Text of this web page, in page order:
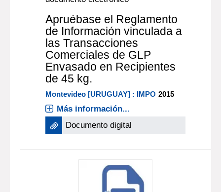
Apruébase el Reglamento
de Información vinculada a
las Transacciones
Comerciales de GLP
Envasado en Recipientes
de 45 kg.
Montevideo [URUGUAY] : IMPO 2015
Más información...
Documento digital